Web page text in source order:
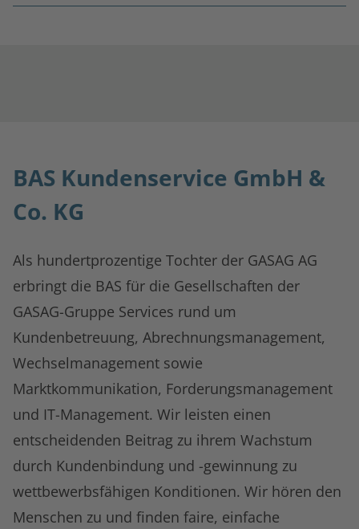
BAS Kundenservice GmbH &
Co. KG
Als hundertprozentige Tochter der GASAG AG
erbringt die BAS für die Gesellschaften der
GASAG-Gruppe Services rund um
Kundenbetreuung, Abrechnungsmanagement,
Wechselmanagement sowie
Marktkommunikation, Forderungsmanagement
und IT-Management. Wir leisten einen
entscheidenden Beitrag zu ihrem Wachstum
durch Kundenbindung und -gewinnung zu
wettbewerbsfähigen Konditionen. Wir hören den
Menschen zu und finden faire, einfache